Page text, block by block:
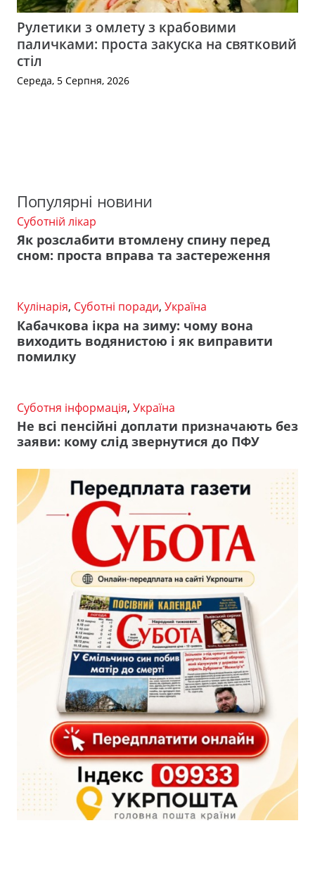
Рулетики з омлету з крабовими
паличками: проста закуска на святковий
стіл
Середа, 5 Серпня, 2026
Популярні новини
Суботній лікар
Як розслабити втомлену спину перед
сном: проста вправа та застереження
Кулінарія, Суботні поради, Україна
Кабачкова ікра на зиму: чому вона
виходить водянистою і як виправити
помилку
Суботня інформація, Україна
Не всі пенсійні доплати призначають без
заяви: кому слід звернутися до ПФУ